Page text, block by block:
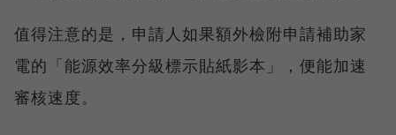
值得注意的是，申請人如果額外檢附申請補助家
電的「能源效率分級標示貼紙影本」，便能加速
審核速度。